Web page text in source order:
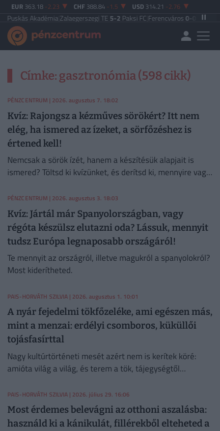
EUR 363.18 -2.23 CHF 388.84 -1.5 USD 314.21 -2.76
Akadémia|Zalaegerszegi TE5-2Paksi FC| Ferencváros0-0Vasas FC
Címke: gasztronómia (598 cikk)
PÉNZCENTRUM | 2026. augusztus 7. 18:02
Kvíz: Rajongsz a kézműves sörökért? Itt nem
elég, ha ismered az ízeket, a sörfőzéshez is
értened kell!
Nemcsak a sörök ízét, hanem a készítésük alapjait is
ismered? Töltsd ki kvízünket, és derítsd ki, mennyire vagy
PÉNZCENTRUM | 2026. augusztus 3. 18:03
Kvíz: Jártál már Spanyolországban, vagy
régóta készülsz elutazni oda? Lássuk, mennyit
tudsz Európa legnaposabb országáról!
Te mennyit az országról, illetve magukról a spanyolokról?
Most kiderítheted.
PAIS-HORVÁTH SZILVIA | 2026. augusztus 1. 10:01
A nyár fejedelmi tökfőzeléke, ami egészen más,
mint a menzai: erdélyi csomboros, küküllői
tojásfasírttal
Nagy kultúrtörténeti mesét azért nem is kerítek köré:
amióta világ a világ, és terem a tök, tájegységtől
módszerére.
PAIS-HORVÁTH SZILVIA | 2026. július 29. 16:06
Most érdemes belevágni az otthoni aszalásba:
használd ki a kánikulát, fillérekből elteheted a